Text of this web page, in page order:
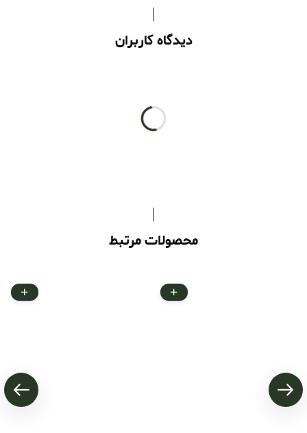
دیدگاه کاربران
محصولات مرتبط